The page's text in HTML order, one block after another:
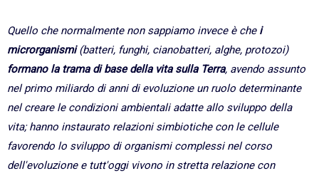
Quello che normalmente non sappiamo invece è che i
microrganismi(batteri, funghi, cianobatteri, alghe, protozoi)
formano la trama di base della vita sulla Terra, avendo assunto
nel primo miliardo di anni di evoluzione un ruolo determinante
nel creare le condizioni ambientali adatte allo sviluppo della
vita; hanno instaurato relazioni simbiotiche con le cellule
favorendo lo sviluppo di organismi complessi nel corso
dell'evoluzione e tutt'oggi vivono in stretta relazione con